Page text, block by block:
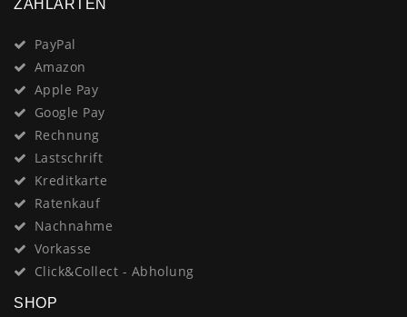
ZAHLARTEN
PayPal
Amazon
Apple Pay
Google Pay
Rechnung
Lastschrift
Kreditkarte
Ratenkauf
Nachnahme
Vorkasse
Click&Collect - Abholung
SHOP